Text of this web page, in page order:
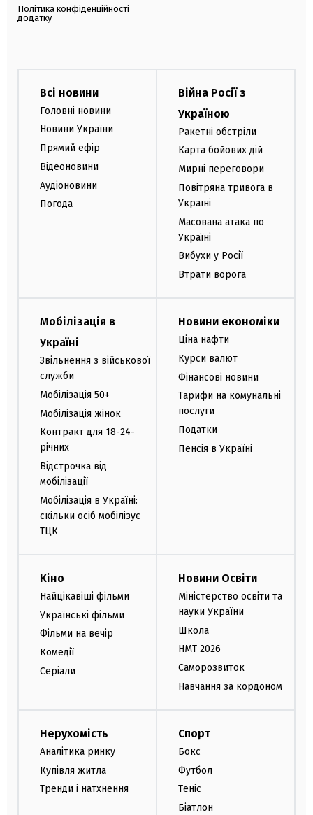
Політика конфіденційності
додатку
Всі новини
Головні новини
Новини України
Прямий ефір
Відеоновини
Аудіоновини
Погода
Війна Росії з
Україною
Ракетні обстріли
Карта бойових дій
Мирні переговори
Повітряна тривога в
Україні
Масована атака по
Україні
Вибухи у Росії
Втрати ворога
Мобілізація в
Україні
Звільнення з військової
служби
Мобілізація 50+
Мобілізація жінок
Контракт для 18-24-
річних
Відстрочка від
мобілізації
Мобілізація в Україні:
скільки осіб мобілізує
ТЦК
Новини економіки
Ціна нафти
Курси валют
Фінансові новини
Тарифи на комунальні
послуги
Податки
Пенсія в Україні
Кіно
Найцікавіші фільми
Українські фільми
Фільми на вечір
Комедії
Серіали
Новини Освіти
Міністерство освіти та
науки України
Школа
НМТ 2026
Саморозвиток
Навчання за кордоном
Нерухомість
Аналітика ринку
Купівля житла
Тренди і натхнення
Спорт
Бокс
Футбол
Теніс
Біатлон